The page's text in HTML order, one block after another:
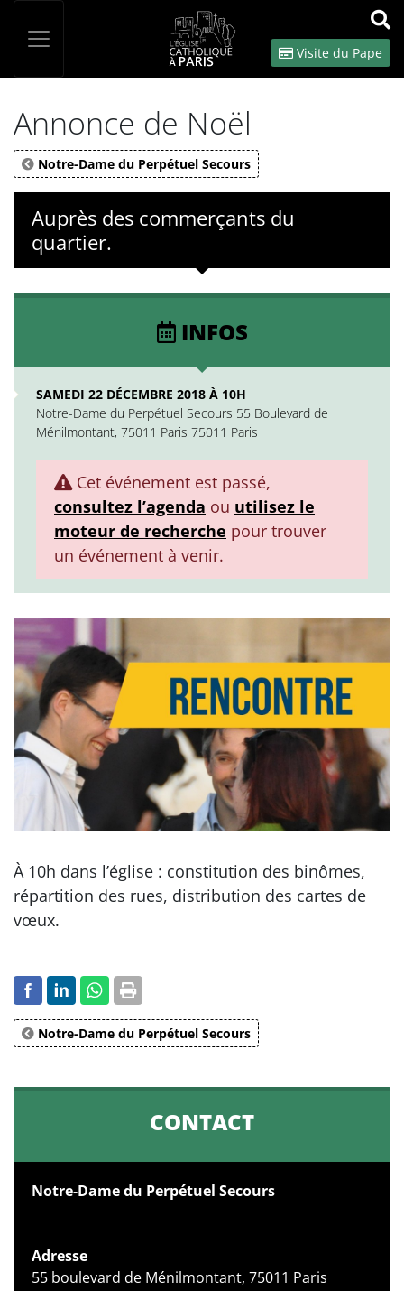
OK
Visite du Pape
Annonce de Noël
Notre-Dame du Perpétuel Secours
Auprès des commerçants du
quartier.
INFOS
SAMEDI 22 DÉCEMBRE 2018 À 10H
Notre-Dame du Perpétuel Secours 55 Boulevard de
Ménilmontant, 75011 Paris 75011 Paris
Cet événement est passé,
consultez l’agenda ou utilisez le
moteur de recherche pour trouver
un événement à venir.
À 10h dans l’église : constitution des binômes,
répartition des rues, distribution des cartes de
vœux.
Notre-Dame du Perpétuel Secours
CONTACT
Notre-Dame du Perpétuel Secours
Adresse
55 boulevard de Ménilmontant, 75011 Paris
Panneau de gestion des cookies